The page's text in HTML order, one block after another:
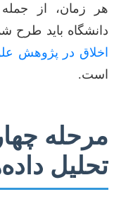
هر زمان، از
دانشگاه باید طرح
اخلاق در پژوهش
است.
مرحله
تحلیل